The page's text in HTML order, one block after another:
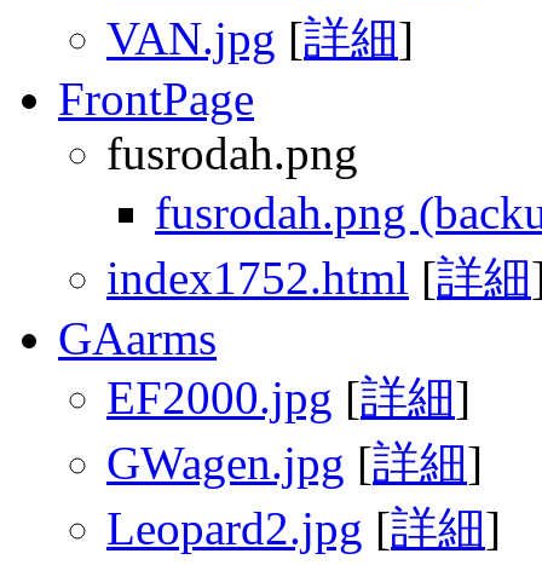
VAN.jpg [詳細]
FrontPage
fusrodah.png
fusrodah.png
index1752.html [詳細
GAarms
EF2000.jpg [詳細]
GWagen.jpg [詳細]
Leopard2.jpg [詳細]